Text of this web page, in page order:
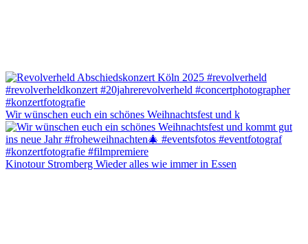
Wir wünschen euch ein schönes Weihnachtsfest und k
Kinotour Stromberg Wieder alles wie immer in Essen